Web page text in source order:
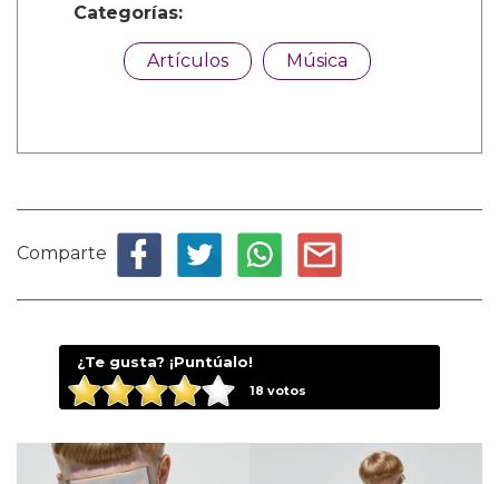
Categorías:
Artículos Música
Comparte
¿Te gusta? ¡Puntúalo!
18 votos